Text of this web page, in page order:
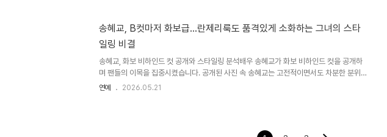
한 우려를 표명했으며, 정부는 필요한 영사 조력과 외교적 대응에 만전을 기했습니다. 그 결
과, 이스라엘 측은 한국 국민 두 명을 구금 시설을 거치지 않고 즉시 추방하는 조치를 취했
습니다. 이스라엘 측은 이번 사안이 양국 관계에 부정적인 영향을 미치지 않기를 희망한다
는 뜻을..
송혜교, B컷마저 화보급…란제리룩도 품격있게 소화하는 그녀의 스타
일링 비결
송혜교, 화보 비하인드 컷 공개와 스타일링 분석배우 송혜교가 화보 비하인드 컷을 공개하
며 팬들의 이목을 집중시켰습니다. 공개된 사진 속 송혜교는 고전적이면서도 차분한 분위기
의 스타일링을 선보였습니다. 레이스 슬립 드레스와 볼드한 주얼리, 티아라 착용은 그녀의
재킷을 레이어드한 착장에서는 편안하면서도 스타일리시한 인상을 더했습니다. 이러한 다
연예 2026.05.21